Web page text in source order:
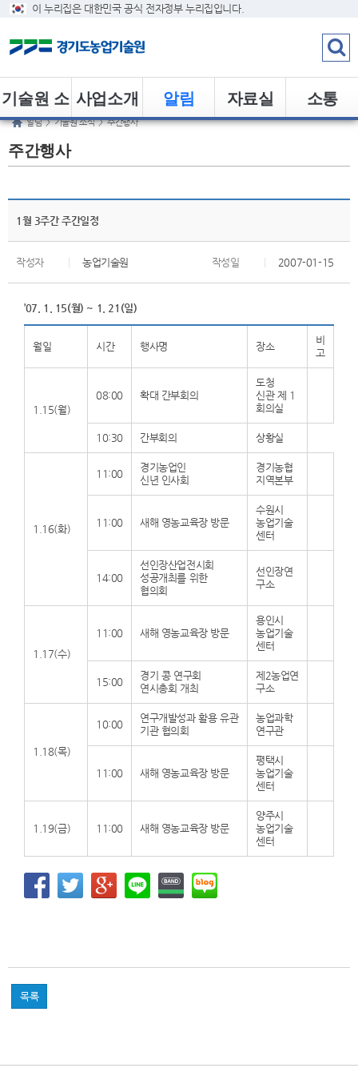
이 누리집은 대한민국 공식 전자정부 누리집입니다.
소통
자료실
알림
사업소개
기술원 소
개
알림 > 기술원 소식 > 주간행사
주간행사
1월 3주간 주간일정
작성자 농업기술원 작성일 2007-01-15
’07. 1. 15(월) ~ 1. 21(일)
월일 시간 행사명 장소
비
고
1.15(월)
08:00 확대 간부회의
도청
신관 제 1
회의실
10:30 간부회의 상황실
1.16(화)
11:00
경기농업인
신년 인사회
경기농협
지역본부
11:00 새해 영농교육장 방문
수원시
농업기술
센터
14:00
선인장산업전시회
성공개최를 위한
협의회
선인장연
구소
1.17(수)
11:00 새해 영농교육장 방문
용인시
농업기술
센터
15:00
경기 콩 연구회
연시총회 개최
제2농업연
구소
1.18(목)
10:00
연구개발성과 활용 유관
기관 협의회
농업과학
연구관
11:00 새해 영농교육장 방문
평택시
농업기술
센터
1.19(금) 11:00 새해 영농교육장 방문
양주시
농업기술
센터
목록